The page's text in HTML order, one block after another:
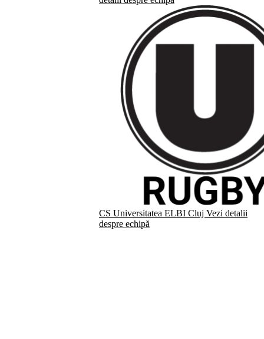
CS Universitatea ELBI Cluj Vezi detalii
despre echipă